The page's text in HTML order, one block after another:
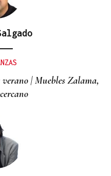
| Muebles Zalama,